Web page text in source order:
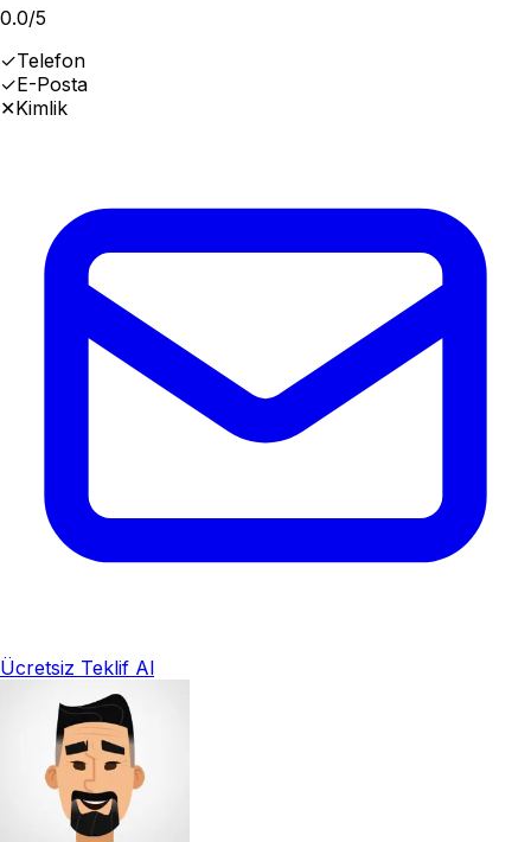
0.0/5
✓Telefon
✓E-Posta
✕Kimlik
Ücretsiz Teklif Al